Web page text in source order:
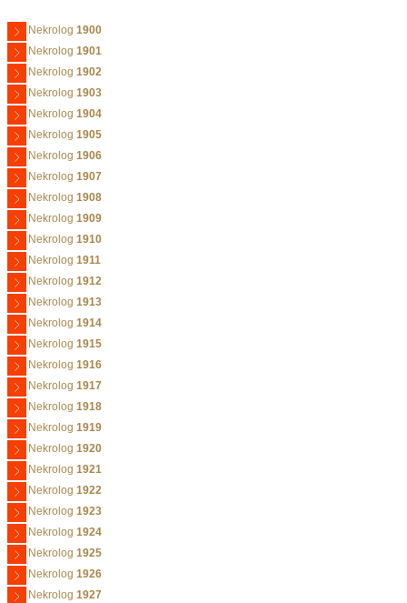
Nekrolog 1900
Nekrolog 1901
Nekrolog 1902
Nekrolog 1903
Nekrolog 1904
Nekrolog 1905
Nekrolog 1906
Nekrolog 1907
Nekrolog 1908
Nekrolog 1909
Nekrolog 1910
Nekrolog 1911
Nekrolog 1912
Nekrolog 1913
Nekrolog 1914
Nekrolog 1915
Nekrolog 1916
Nekrolog 1917
Nekrolog 1918
Nekrolog 1919
Nekrolog 1920
Nekrolog 1921
Nekrolog 1922
Nekrolog 1923
Nekrolog 1924
Nekrolog 1925
Nekrolog 1926
Nekrolog 1927